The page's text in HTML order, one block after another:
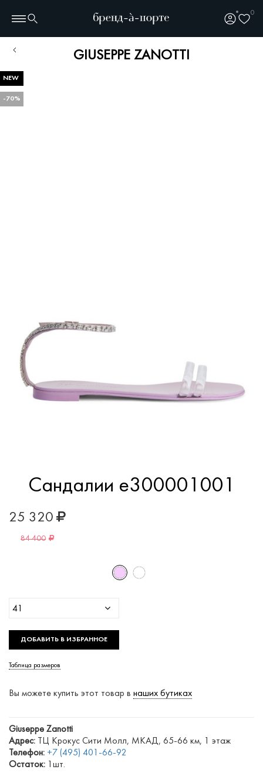
0
GIUSEPPE ZANOTTI
NEW
-70%
Сандалии e300001001
25 320
84 400
41
ДОБАВИТЬ В ИЗБРАННОЕ
Таблица размеров
Вы можете купить этот товар в наших бутиках
Giuseppe Zanotti
Адрес: ТЦ Крокус Сити Молл, МКАД, 65-66 км, 1 этаж
Телефон: +7 (495) 401-66-92
Остаток: 1шт.